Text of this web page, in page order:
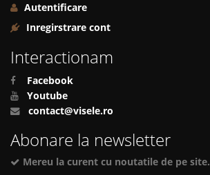
Autentificare
Inregirstrare cont
Interactionam
Facebook
Youtube
contact@visele.ro
Abonare la newsletter
Mereu la curent cu noutatile de pe site.